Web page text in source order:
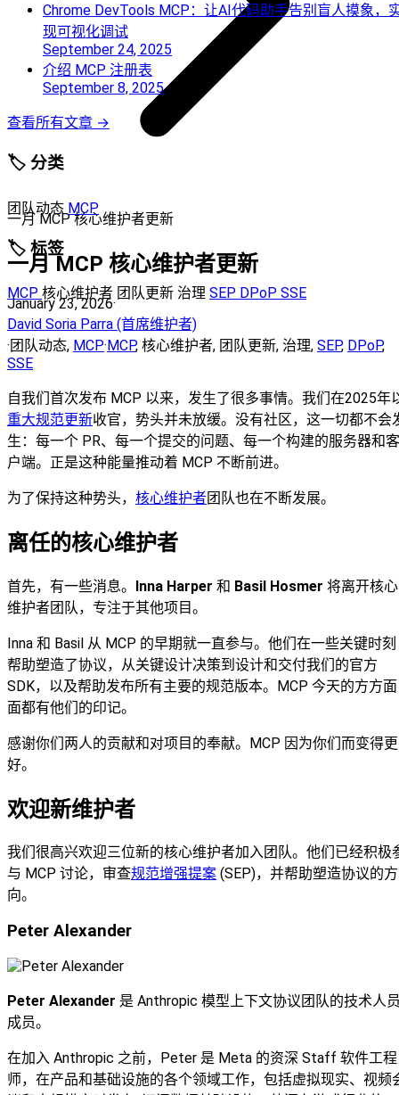
Chrome DevTools MCP：让AI代码助手告别盲人摸象，
现可视化调试
September 24, 2025
介绍 MCP 注册表
September 8, 2025
查看所有文章 →
🏷️ 分类
团队动态 MCP
🏷️ 标签
MCP 核心维护者 团队更新 治理 SEP DPoP SSE
一月 MCP 核心维护者更新
一月 MCP 核心维护者更新
January 23, 2026·
David Soria Parra (首席维护者)
·团队动态, MCP·MCP, 核心维护者, 团队更新, 治理, SEP, DPoP,
SSE
自我们首次发布 MCP 以来，发生了很多事情。我们在2025年
重大规范更新收官，势头并未放缓。没有社区，这一切都不会
生：每一个 PR、每一个提交的问题、每一个构建的服务器和客
户端。正是这种能量推动着 MCP 不断前进。
为了保持这种势头， 核心维护者团队也在不断发展。
离任的核心维护者
首先，有一些消息。 Inna Harper 和 Basil Hosmer 将离开核心
维护者团队，专注于其他项目。
Inna 和 Basil 从 MCP 的早期就一直参与。他们在一些关键时刻
帮助塑造了协议，从关键设计决策到设计和交付我们的官方
SDK，以及帮助发布所有主要的规范版本。MCP 今天的方方面
面都有他们的印记。
感谢你们两人的贡献和对项目的奉献。MCP 因为你们而变得更
好。
欢迎新维护者
我们很高兴欢迎三位新的核心维护者加入团队。他们已经积极
与 MCP 讨论，审查规范增强提案 (SEP)，并帮助塑造协议的方
向。
Peter Alexander
Peter Alexander 是 Anthropic 模型上下文协议团队的技术人
成员。
在加入 Anthropic 之前，Peter 是 Meta 的资深 Staff 软件工程
师，在产品和基础设施的各个领域工作，包括虚拟现实、视频